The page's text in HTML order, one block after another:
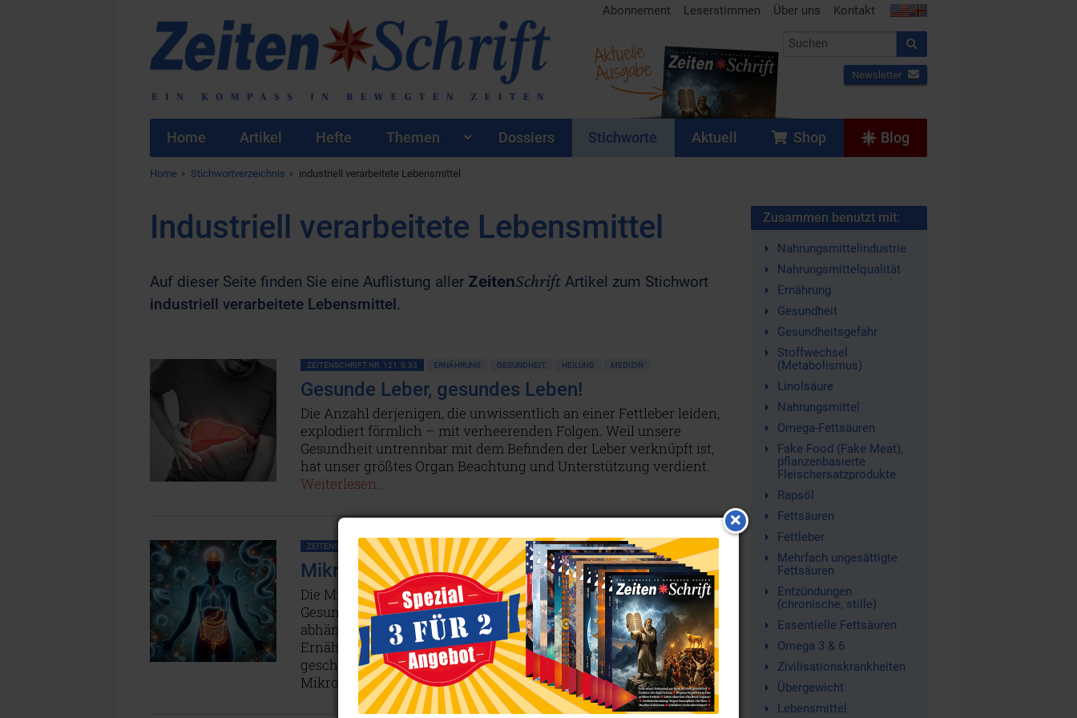
Abonnement Leserstimmen Über uns Kontakt
Newsletter
Aktuelle
Ausgabe
Home Artikel Hefte Themen Dossiers Stichworte Aktuell Shop Blog
Home Stichwortverzeichnis industriell verarbeitete Lebensmittel
Industriell verarbeitete Lebensmittel
Auf dieser Seite finden Sie eine Auflistung aller ZeitenSchrift Artikel zum Stichwort
industriell verarbeitete Lebensmittel.
ZEITENSCHRIFT NR. 121, S.33 ERNÄHRUNG GESUNDHEIT HEILUNG MEDIZIN
Gesunde Leber, gesundes Leben!
Die Anzahl derjenigen, die unwissentlich an einer Fettleber leiden,
explodiert förmlich – mit verheerenden Folgen. Weil unsere
Gesundheit untrennbar mit dem Befinden der Leber verknüpft ist,
hat unser größtes Organ Beachtung und Unterstützung verdient.
Weiterlesen...
ZEITENSCHRIFT NR. 119, S.48 ERNÄHRUNG GESUNDHEIT HEILUNG MEDIZIN
Mikrobiom: Alle Kraft kommt aus dem Bauch
Die Mikroorganismen im Darm sind das Fundament unserer
Gesundheit: Selbst das Immunsystem ist von der Darmflora
abhängig! Doch diese wird durch Umwelteinflüsse, falsche
Ernährung und neuerdings sogar von mRNA-Impfstoffen schwer
geschädigt. – Umso wichtiger ist es, aktiv für den Schutz des
Mikrobioms zu sorgen.Weiterlesen...
Zusammen benutzt mit:
Nahrungsmittelindustrie
Nahrungsmittelqualität
Ernährung
Gesundheit
Gesundheitsgefahr
Stoffwechsel
(Metabolismus)
Linolsäure
Nahrungsmittel
Omega-Fettsäuren
Fake Food (Fake Meat),
pflanzenbasierte
Fleischersatzprodukte
Rapsöl
Fettsäuren
Fettleber
Mehrfach ungesättigte
Fettsäuren
Entzündungen
(chronische, stille)
Essentielle Fettsäuren
Omega 3 & 6
Zivilisationskrankheiten
Übergewicht
Lebensmittel